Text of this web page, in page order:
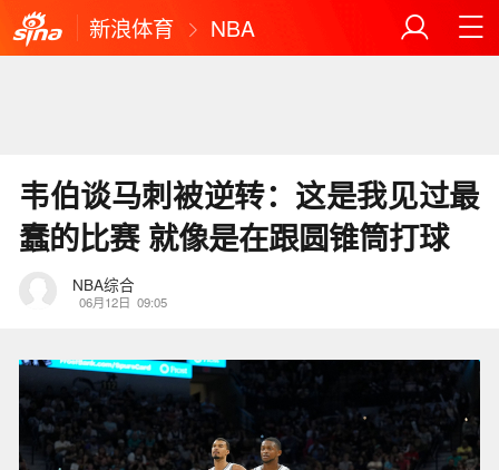
新浪体育 NBA
韦伯谈马刺被逆转：这是我见过最
蠢的比赛 就像是在跟圆锥筒打球
NBA综合
06月12日 09:05